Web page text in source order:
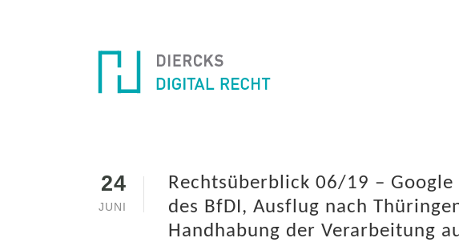
24
JUNI
Rechtsüberblick 06/19 –
des BfDI, Ausflug nach
Handhabung der Verarbeitung